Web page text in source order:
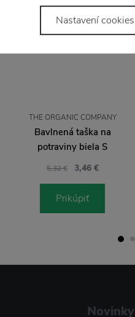
−35 %
THE ORGANIC COMPANY
Bavlnená taška na
potraviny biela S
5,32 € 3,46 €
Prikúpiť
Novinky
Nastavení cookies